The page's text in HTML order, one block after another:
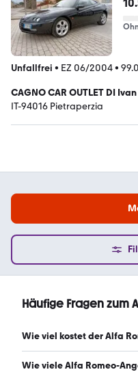
Unfallfrei • EZ 06/2004•
CAGNO CAR OUTLET DI
IT-94016 Pietraperzia
Häufige Fragen zum
Wie viel kostet der Alfa
Ein guter Preis für einen
Wie viele Alfa Romeo-